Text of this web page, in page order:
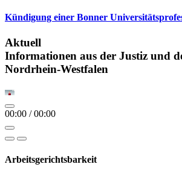
Kündigung einer Bonner
Aktuell
Informationen aus der Justiz und
Nordrhein-Westfalen
00:00 /00:00
Arbeitsgerichtsbarkeit